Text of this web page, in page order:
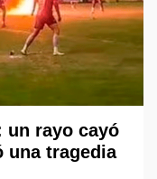
un rayo cayó
una tragedia